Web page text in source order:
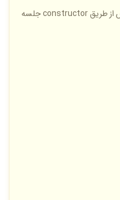
مشکل مقدار دهی به فیلد های کلاس از طریق constructor جلسه